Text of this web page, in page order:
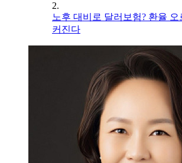
2.
노후 대비로 달러보험? 환율
커진다